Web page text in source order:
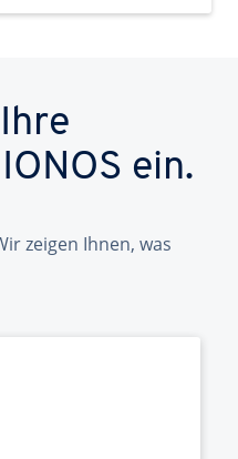
ein.
zeigen Ihnen, was